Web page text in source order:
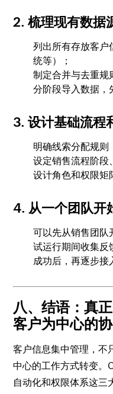
2. 梳理现有数据
列出所有存放客户
统等）；
制定合并与去重规
分阶段导入数据，
3. 设计基础流程
明确线索分配规则
设定销售流程阶段
设计角色和权限矩
4. 从一个团队开
可以先从销售团队
试运行期间收集反
成功后，再逐步接
八、结语：真
客户为中心的
客户信息集中管理，不
中心的工作方式转变。
自动化和权限体系这三